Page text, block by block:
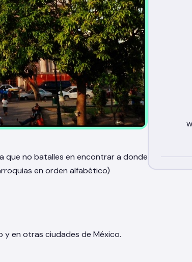
que no batalles en encontrar a donde
en orden alfabético)
y en otras ciudades de México.